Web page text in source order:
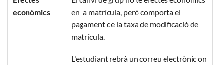
econòmics
en la matrícula, però comporta el
pagament de la taxa de modificació de
matrícula.
L'estudiant rebrà un correu electrònic on